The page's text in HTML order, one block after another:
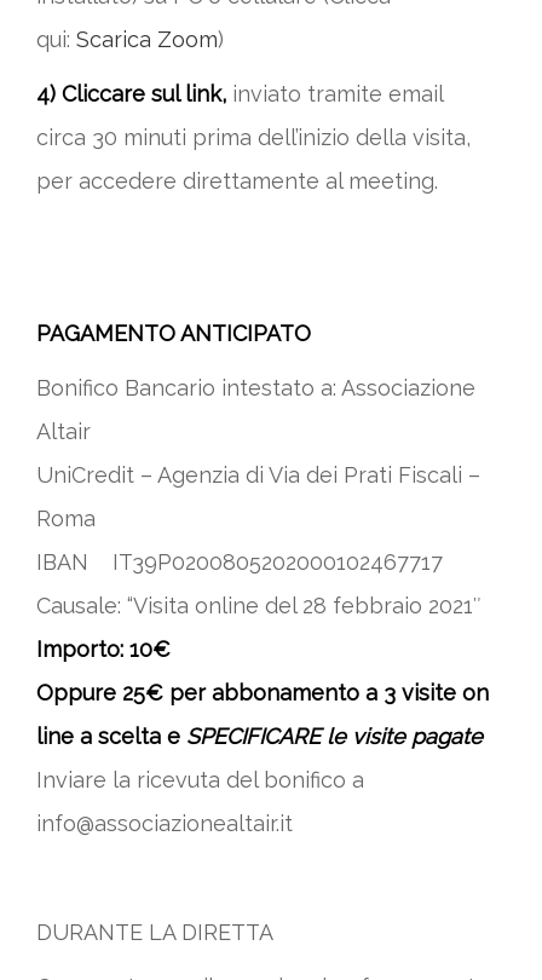
qui: Scarica Zoom)
4) Cliccare sul link, inviato tramite email
circa 30 minuti prima dell’inizio della visita,
per accedere direttamente al meeting.
PAGAMENTO ANTICIPATO
Bonifico Bancario intestato a: Associazione
Altair
UniCredit – Agenzia di Via dei Prati Fiscali –
Roma
IBAN IT39P0200805202000102467717
Causale: “Visita online del 28 febbraio 2021″
Importo: 10€
Oppure 25€ per abbonamento a 3 visite on
line a scelta e SPECIFICARE le visite pagate
Inviare la ricevuta del bonifico a
info@associazionealtair.it
DURANTE LA DIRETTA